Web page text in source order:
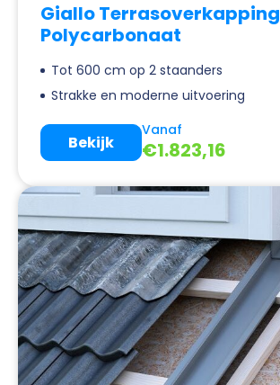
Giallo Terrasoverkapping
Polycarbonaat
Tot 600 cm op 2 staanders
Strakke en moderne uitvoering
Vanaf
€1.823,16
Bekijk